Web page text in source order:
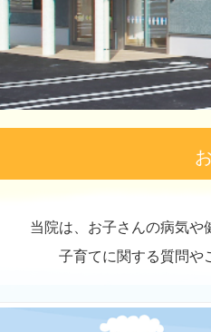
当院は、お子さんの病気や
子育てに関する質問や